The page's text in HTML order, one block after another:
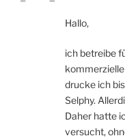
Hallo,
ich betreibe
drucke ich
Selphy.
Daher hatte
versucht,